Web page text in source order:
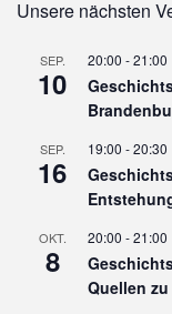
Unsere nächsten
SEP.
10
20:00 -21:00
SEP.
16
19:00 -20:30
OKT.
8
20:00 -21:00
Quellen